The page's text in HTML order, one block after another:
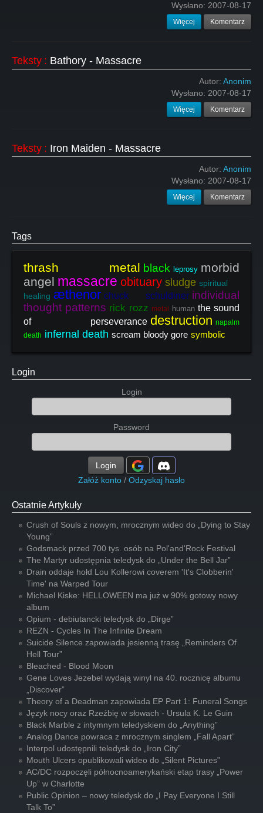
Wysłano: 2007-08-17
Więcej Komentarz
Teksty : Bathory - Massacre
Autor: Anonim
Wysłano: 2007-08-17
Więcej Komentarz
Teksty : Iron Maiden - Massacre
Autor: Anonim
Wysłano: 2007-08-17
Więcej Komentarz
Tags
thrash metal black leprosy morbid
angel massacre obituary sludge spiritual
healing æthenor chuck schuldiner individual
thought patterns rick rozz metal human the sound
of perseverance destruction napalm
death infernal death scream bloody gore symbolic
Login
Login
Password
Login
Załóż konto / Odzyskaj hasło
Ostatnie Artykuły
Crush of Souls z nowym, mrocznym wideo do „Dying to Stay
Young”
Godsmack przed 700 tys. osób na Pol'and'Rock Festival
The Martyr udostępnia teledysk do „Under the Bell Jar”
Drain oddaje hołd Lou Kollerowi coverem 'It's Clobberin'
Time' na Warped Tour
Michael Kiske: HELLOWEEN ma już w 90% gotowy nowy
album
Opium - debiutancki teledysk do „Dirge”
REZN - Cycles In The Infinite Dream
Suicide Silence zapowiada jesienną trasę „Reminders Of
Hell Tour”
Bleached - Blood Moon
Gene Loves Jezebel wydają winyl na 40. rocznicę albumu
„Discover”
Theory of a Deadman zapowiada EP Part 1: Funeral Songs
Język nocy oraz Rzeźbię w słowach - Ursula K. Le Guin
Black Marble z intymnym teledyskiem do „Anything”
Analog Dance powraca z mrocznym singlem „Fall Apart”
Interpol udostępnili teledysk do „Iron City”
Mouth Ulcers opublikowali wideo do „Silent Pictures”
AC/DC rozpoczęli północnoamerykański etap trasy „Power
Up” w Charlotte
Public Opinion – nowy teledysk do „I Pay Everyone I Still
Talk To”